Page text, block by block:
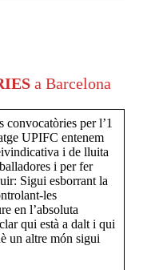
a Barcelona
convocatòries per l’1
UPIFC entenem
i de lluita
i per fer
Sigui esborrant la
les
en l’absoluta
qui està a dalt i qui
un altre món sigui